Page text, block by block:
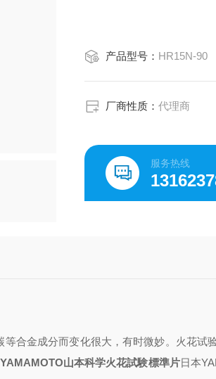
产品型号： HR15N-90
厂商性质：代理商
服务热线
合金成分而变化很大，有时微妙。 火花试
YAMAMOTO山本科学火花試験標準片日本